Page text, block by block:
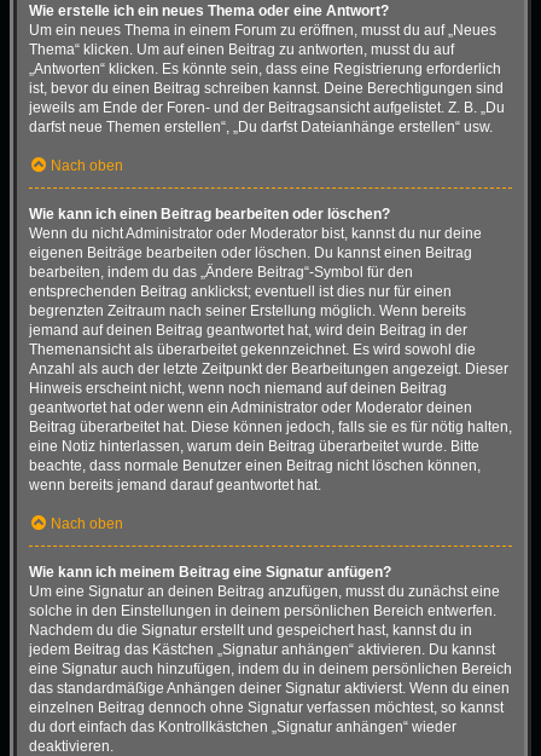
Wie erstelle ich ein neues Thema oder eine Antwort?
Um ein neues Thema in einem Forum zu eröffnen, musst du auf „Neues
Thema“ klicken. Um auf einen Beitrag zu antworten, musst du auf
„Antworten“ klicken. Es könnte sein, dass eine Registrierung erforderlich
ist, bevor du einen Beitrag schreiben kannst. Deine Berechtigungen sind
jeweils am Ende der Foren- und der Beitragsansicht aufgelistet. Z. B. „Du
darfst neue Themen erstellen“, „Du darfst Dateianhänge erstellen“ usw.
Nach oben
Wie kann ich einen Beitrag bearbeiten oder löschen?
Wenn du nicht Administrator oder Moderator bist, kannst du nur deine
eigenen Beiträge bearbeiten oder löschen. Du kannst einen Beitrag
bearbeiten, indem du das „Ändere Beitrag“-Symbol für den
entsprechenden Beitrag anklickst; eventuell ist dies nur für einen
begrenzten Zeitraum nach seiner Erstellung möglich. Wenn bereits
jemand auf deinen Beitrag geantwortet hat, wird dein Beitrag in der
Themenansicht als überarbeitet gekennzeichnet. Es wird sowohl die
Anzahl als auch der letzte Zeitpunkt der Bearbeitungen angezeigt. Dieser
Hinweis erscheint nicht, wenn noch niemand auf deinen Beitrag
geantwortet hat oder wenn ein Administrator oder Moderator deinen
Beitrag überarbeitet hat. Diese können jedoch, falls sie es für nötig halten,
eine Notiz hinterlassen, warum dein Beitrag überarbeitet wurde. Bitte
beachte, dass normale Benutzer einen Beitrag nicht löschen können,
wenn bereits jemand darauf geantwortet hat.
Nach oben
Wie kann ich meinem Beitrag eine Signatur anfügen?
Um eine Signatur an deinen Beitrag anzufügen, musst du zunächst eine
solche in den Einstellungen in deinem persönlichen Bereich entwerfen.
Nachdem du die Signatur erstellt und gespeichert hast, kannst du in
jedem Beitrag das Kästchen „Signatur anhängen“ aktivieren. Du kannst
eine Signatur auch hinzufügen, indem du in deinem persönlichen Bereich
das standardmäßige Anhängen deiner Signatur aktivierst. Wenn du einen
einzelnen Beitrag dennoch ohne Signatur verfassen möchtest, so kannst
du dort einfach das Kontrollkästchen „Signatur anhängen“ wieder
deaktivieren.